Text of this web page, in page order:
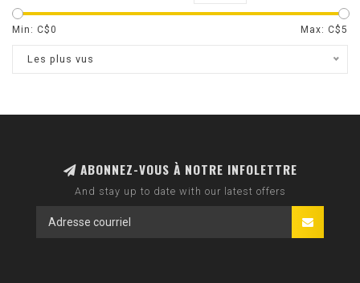
Min: C$0 Max: C$5
Les plus vus
ABONNEZ-VOUS À NOTRE INFOLETTRE
And stay up to date with our latest offers